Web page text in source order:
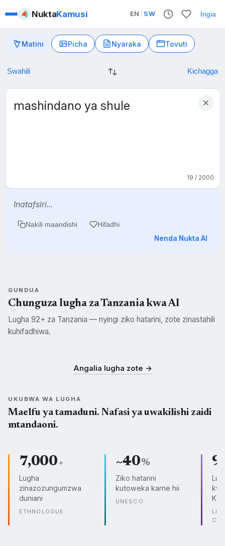
NuktaKamusi EN SW Ingia
Matini Picha Nyaraka Tovuti
19 / 2000
Inatafsiri...
Nakili maandishi Hifadhi
Nenda Nukta AI
GUNDUA
Chunguza lugha za Tanzania kwa AI
Lugha 92+ za Tanzania — nyingi ziko hatarini, zote zinastahili
kuhifadhiwa.
Swahili
Angalia lugha zote →
UKUBWA WA LUGHA
Maelfu ya tamaduni. Nafasi ya uwakilishi zaidi
mtandaoni.
7,000+
Lugha
zinazozungumzwa
duniani
ETHNOLOGUE
~40%
Ziko hatarini
kutoweka karne hii
UNESCO